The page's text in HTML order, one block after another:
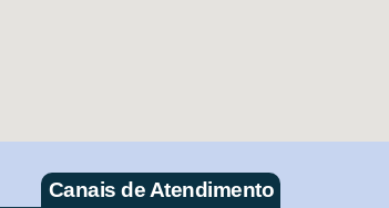
Canais de Atendimento